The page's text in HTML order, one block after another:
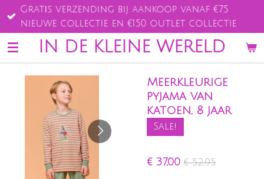
Ga
direct
naar
de
IN DE KLEINE WERELD
Gratis verzending bij aankoop vanaf €75
nieuwe collectie en €150 outlet collectie
Meerkleurige
pyjama van
katoen, 8 jaar
Sale!
€ 37,00 € 52,95